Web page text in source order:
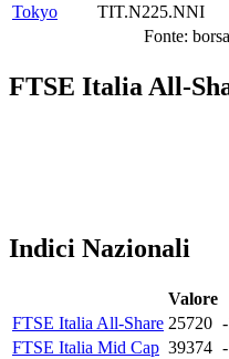
Tokyo
TIT.N225.NNI
Fonte:
FTSE Italia All-
Indici Nazionali
Valore
FTSE Italia All-Share 25720
FTSE Italia Mid Cap 39374